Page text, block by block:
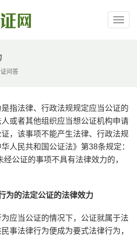
问答
指法律、行政法规规定应当公证的
或者其他组织应当想公证机构申请
，该事项不能产生法律、行政法规
人民共和国公证法》第38条规定：
经公证的事项不具有法律效力的，
的法定公证的法律效力
应当公证的情况下，公证就属于法
事法律行为便成为要式法律行为，